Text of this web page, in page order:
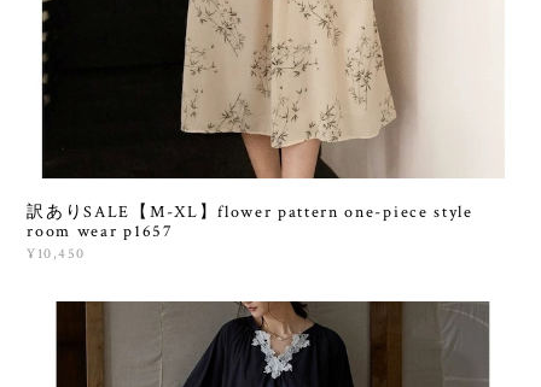
訳ありSALE【M-XL】flower pattern one-piece style
room wear p1657
¥10,450